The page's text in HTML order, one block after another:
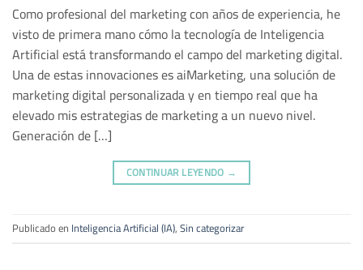
Como profesional del marketing con años de experiencia, he
visto de primera mano cómo la tecnología de Inteligencia
Artificial está transformando el campo del marketing digital.
Una de estas innovaciones es aiMarketing, una solución de
marketing digital personalizada y en tiempo real que ha
elevado mis estrategias de marketing a un nuevo nivel.
Generación de […]
CONTINUAR LEYENDO →
Publicado en Inteligencia Artificial (IA),Sin categorizar